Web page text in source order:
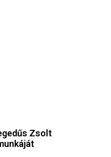
Zsolt